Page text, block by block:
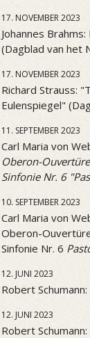
17. NOVEMBER 2023
Johannes
(Dagblad van het
17. NOVEMBER 2023
Richard Strauss:
Eulenspiegel"
11. SEPTEMBER 2023
Carl Maria von
Oberon-Ouvertüre
Sinfonie Nr. 6
10. SEPTEMBER 2023
Carl Maria von
Oberon-
Sinfonie Nr. 6
12. JUNI 2023
Robert
12. JUNI 2023
Robert